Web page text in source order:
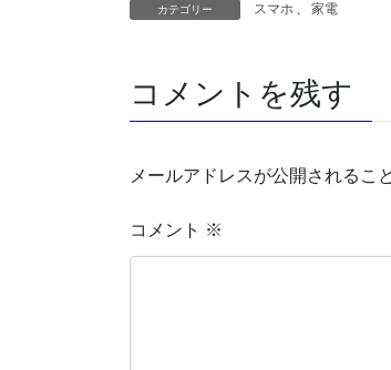
カテゴリー スマホ 、 家電
コメントを残す
メールアドレスが公開されるこ
コメント ※